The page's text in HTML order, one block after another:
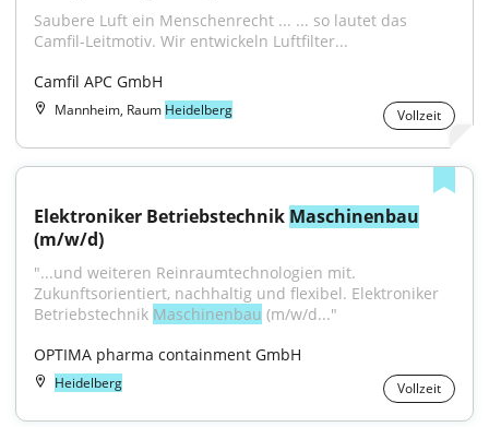
Saubere Luft ein Menschenrecht ... ... so lautet das
Camfil-Leitmotiv. Wir ent­wickeln Luftfilter...
Camfil APC GmbH
Mannheim, Raum Heidelberg Vollzeit
Elektroniker Betriebstechnik Maschinenbau
(m/w/d)
"...und weiteren Reinraumtechnologien mit.
Zukunftsorientiert, nachhaltig und flexibel. Elektroniker
Betriebstechnik Maschinenbau (m/w/d..."
OPTIMA pharma containment GmbH
Heidelberg Vollzeit